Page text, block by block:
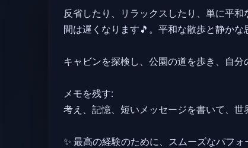
反省したり、リラックスしたり、単に平
間は遅くなります🎵。平和な散歩と静かな
キャビンを探検し、公園の道を歩き、自
メモを残す:
考え、記憶、短いメッセージを書いて、世
✨ 最高の経験のために、スムーズなパフ